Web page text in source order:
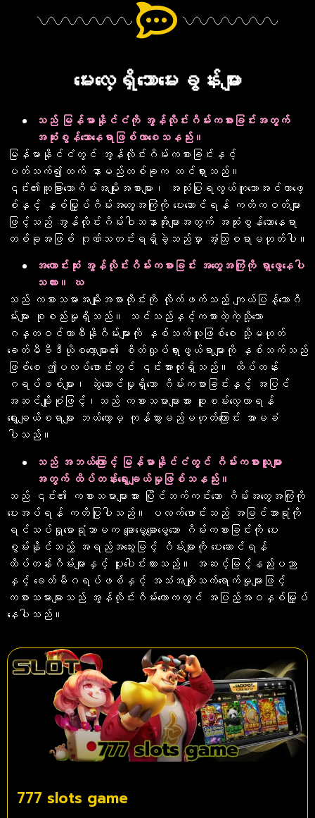
မေးလေ့ရှိသောမေးခွန်းများ
သည် မြန်မာနိုင်ငံကို အွန်လိုင်းဂိမ်းကစားခြင်းအတွက်
အဆုံးစွန်သောနေရာဖြစ်လာစေသနည်း။
မြန်မာနိုင်ငံတွင် အွန်လိုင်းဂိမ်းကစားခြင်းနှင့်
ပတ်သက်၍ထက် နာမည်တစ်ခုက ထင်ရှားသည်။
၎င်း၏ထူးခြားသောဂိမ်းအမျိုးအစားများ၊ အသုံးပြုရလွယ်ကူသောအင်တာဖေ့
စ်နှင့် နှစ်မြှုပ်ဂိမ်းအတွေ့အကြုံကို ပေးဆောင်ရန် ကတိကဝတ်များ
ဖြင့်သည် အွန်လိုင်းဂိမ်းဝါသနာအိုးများအတွက် အဆုံးစွန်သောနေရာ
တစ်ခုအဖြစ် ဂုဏ်သတင်းရရှိခဲ့သည်မှာ အံ့သြစရာမဟုတ်ပါ။
အကောင်းဆုံး အွန်လိုင်းဂိမ်းကစားခြင်း အတွေ့အကြုံကို ရှာဖွေနေပါ
သလား။ ဃ
သည် ကစားသမားအမျိုးအစားတိုင်းကို လိုက်ဖက်သည့် ကျယ်ပြန့်သောဂိ
မ်းများ စုစည်းမှုရှိသည်။ သင်သည်နှင့်ကစားတဲ့ကဲ့သို့သော
ဂန္တဝင်ကာစီနိုဂိမ်းများကို နှစ်သက်သူဖြစ်စေ သို့မဟုတ်
ခေတ်မီဗီဒီယိုစလော့များ၏ စိတ်လှုပ်ရှားဖွယ်ရာများကို နှစ်သက်သည်
ဖြစ်စေ ဤပလပ်ဖောင်းတွင် ၎င်းအားလုံးရှိသည်။ ထိပ်တန်း
ဂရပ်ဖစ်များ၊ ဆွဲဆောင်မှုရှိသော ဂိမ်းကစားခြင်းနှင့် အပြင်
အဆင်မျိုးစုံဖြင့်၊သည် ကစားသမားများအား စူးစမ်းလေ့လာရန်
ရွေးချယ်စရာများ ဘယ်တော့မှ ကုန်သွားမည်မဟုတ်ကြောင်း အာမခံ
ပါသည်။
သည် အဘယ်ကြောင့် မြန်မာနိုင်ငံတွင် ဂိမ်းကစားသူများ
အတွက် ထိပ်တန်းရွေးချယ်မှုဖြစ်သနည်း။
သည် ၎င်း၏ ကစားသမားများအား ပြိုင်ဘက်ကင်းသော ဂိမ်းအတွေ့အကြုံကို
ပေးအပ်ရန် ကတိပြုပါသည်။ ပလက်ဖောင်းသည် အမြင်အာရုံကို
ရင်သပ်ရှုမောရုံသာမက ချောမွေ့ချောမွေ့သော ဂိမ်းကစားခြင်းကို ပေး
စွမ်းနိုင်သည့် အရည်အသွေးမြင့် ဂိမ်းများကို ပေးဆောင်ရန်
ထိပ်တန်းဂိမ်းများနှင့် ပူးပေါင်းထားသည်။ အဆင့်မြင့်နည်းပညာ
နှင့် ခေတ်မီဂရပ်ဖစ်နှင့် အသံအကျိုးသက်ရောက်မှုများဖြင့်
ကစားသမားများသည် အွန်လိုင်းဂိမ်းလောကတွင် အပြည့်အဝနှစ်မြှုပ်
နေပါသည်။
777 slots game